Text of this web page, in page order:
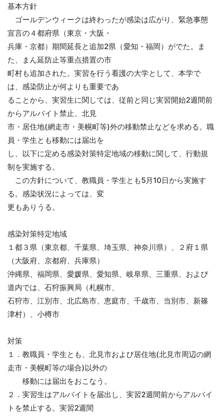
基本方針
ゴールデンウィークは終わったが感染は広がり、緊急事態
宣言の４都府県（東京・大阪・
兵庫・京都）期間延長と追加2県（愛知・福岡）がでた。ま
た、まん延防止等重点措置の市
町村も追加された。実習を行う看護の大学として、本学で
は、感染防止が何よりも重要であ
ることから、実習生に関しては、従前と同じ実習開始2週間前
からアルバイト禁止、北見
市・居住地(網走市・美幌町等)外の移動禁止などを求める。職
員・学生とも移動には届出を
し、以下に定める感染対策特定地域の移動に関して、行動規
制を実施する。
この方針について、教職員・学生とも5月10日から実施す
る。感染状況によっては、変
更もありうる。
感染対策特定地域
１都３県（東京都、千葉県、埼玉県、神奈川県）、２府１県
（大阪府、京都府、兵庫県）
沖縄県、福岡県、愛媛県、愛知県、岐阜県、三重県、および
道内では、石狩振興局（札幌市、
石狩市、江別市、北広島市、恵庭市、千歳市、当別市、新篠
津村）、小樽市
対策
１．教職員・学生とも、北見市および居住地(北見市周辺の網
走市・美幌町等の場合)以外の
移動には届出をおこなう。
２．実習生はアルバイトを届出し、実習2週間前からアルバイ
トを禁止する。実習2週間